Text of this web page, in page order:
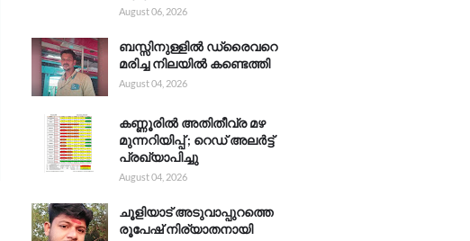
August 06, 2026
ബസ്സിനുള്ളിൽ ഡ്രൈവറെ
മരിച്ച നിലയിൽ കണ്ടെത്തി
August 04, 2026
കണ്ണൂരിൽ അതിതീവ്ര മഴ
മുന്നറിയിപ്പ് ; റെഡ് അലർട്ട്
പ്രഖ്യാപിച്ചു
August 04, 2026
ചൂളിയാട് അടുവാപ്പുറത്തെ
രൂപേഷ് നിര്യാതനായി